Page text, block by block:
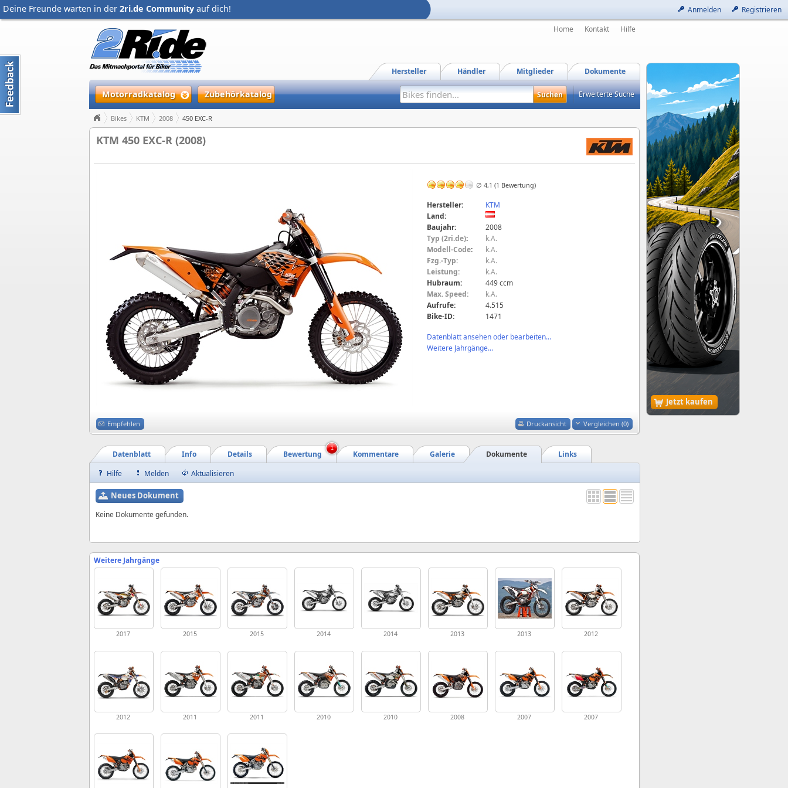
Anmelden Registrieren
Deine Freunde warten in der 2ri.de Community auf dich!
Jetzt kaufen
Home Kontakt Hilfe
Dokumente
Mitglieder
Händler
Hersteller
Motorradkatalog Zubehörkatalog Erweiterte Suche
Bikes KTM 2008 450 EXC-R
KTM 450 EXC-R (2008)
∅ 4,1 (1 Bewertung)
Hersteller:
KTM
Land:
Baujahr:
2008
Typ (2ri.de):
k.A.
Modell-Code:
k.A.
Fzg.-Typ:
k.A.
Leistung:
k.A.
Hubraum:
449 ccm
Max. Speed:
k.A.
Aufrufe:
4.515
Bike-ID:
1471
Datenblatt ansehen oder bearbeiten...
Weitere Jahrgänge...
Druckansicht Vergleichen (0)
Empfehlen
Links
Dokumente
Galerie
Kommentare
Bewertung
Details
Info
Datenblatt
1
Hilfe Melden Aktualisieren
Neues Dokument
Keine Dokumente gefunden.
Weitere Jahrgänge
2017 2015 2015 2014 2014 2013 2013 2012
2012 2011 2011 2010 2010 2008 2007 2007